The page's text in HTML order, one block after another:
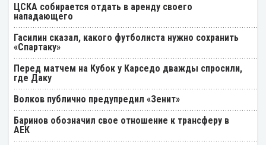
ЦСКА собирается отдать в аренду своего
нападающего
Гасилин сказал, какого футболиста нужно сохранить
«Спартаку»
Перед матчем на Кубок у Карседо дважды спросили,
где Даку
Волков публично предупредил «Зенит»
Баринов обозначил свое отношение к трансферу в
АЕК